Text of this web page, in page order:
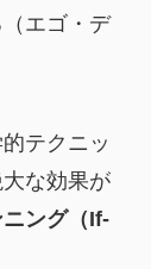
エゴ・デ
テクニッ
な効果が
ニング（If-